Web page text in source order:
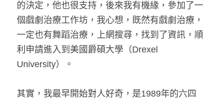
的決定，他也很支持，後來我有機緣，參加了一
個戲劇治療工作坊，我心想，既然有戲劇治療，
一定也有舞蹈治療，上網搜尋，找到了資訊，順
利申請進入到美國爵碩大學（Drexel
University）。
其實，我最早開始對人好奇，是1989年的六四